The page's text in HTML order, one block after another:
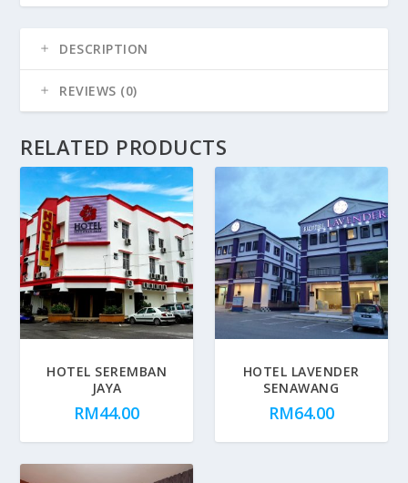
DESCRIPTION
REVIEWS (0)
RELATED PRODUCTS
HOTEL SEREMBAN
JAYA
RM44.00
HOTEL LAVENDER
SENAWANG
RM64.00